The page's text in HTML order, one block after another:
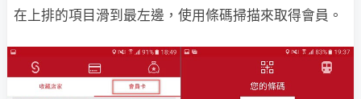
在上排的項目滑到最左邊，使用條碼掃描來取得會員。